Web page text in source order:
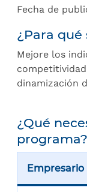
Fecha de
¿Para
Mejore los
dinamización
¿Qué
programa?
Empresario